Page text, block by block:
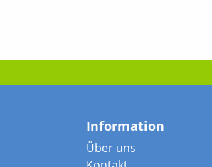
Information
Über uns